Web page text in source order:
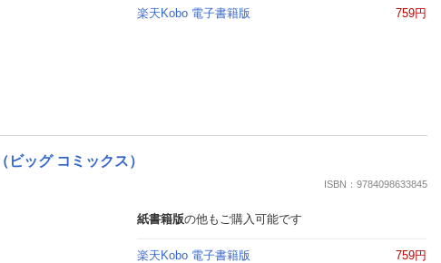
楽天Kobo 電子書籍版 759円
ッグ コミックス）
ISBN：9784098633845
紙書籍版の他もご購入可能です
楽天Kobo 電子書籍版 759円